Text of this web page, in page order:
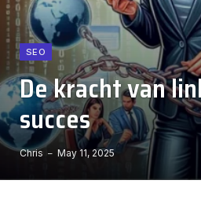
SEO
De kracht van
succes
Chris May 11, 2025